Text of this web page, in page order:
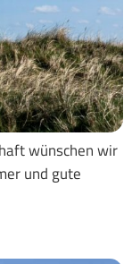
wünschen wir
und gute